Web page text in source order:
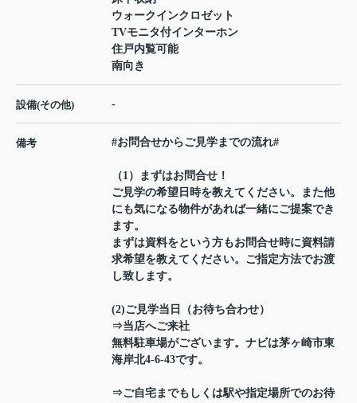
ウォークインクロゼット
TVモニタ付インターホン
住戸内覧可能
南向き
設備(その他) -
備考 #お問合せからご見学までの流れ#
（1）まずはお問合せ！
ご見学の希望日時を教えてください。また他
にも気になる物件があれば一緒にご提案でき
ます。
まずは資料をという方もお問合せ時に資料請
求希望を教えてください。ご指定方法でお渡
し致します。
(2)ご見学当日（お待ち合わせ）
⇒当店へご来社
無料駐車場がございます。ナビは茅ヶ崎市東
海岸北4-6-43です。
⇒ご自宅までもしくは駅や指定場所でのお待